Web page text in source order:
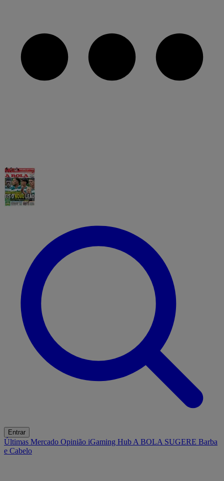
Entrar
Últimas Mercado Opinião iGaming Hub A BOLA SUGERE Barba
e Cabelo